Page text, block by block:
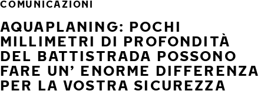
COMUNICAZIONI
AQUAPLANING: POCHI
MILLIMETRI DI PROFONDITÀ
DEL BATTISTRADA POSSONO
FARE UN’ ENORME DIFFERENZA
PER LA VOSTRA SICUREZZA